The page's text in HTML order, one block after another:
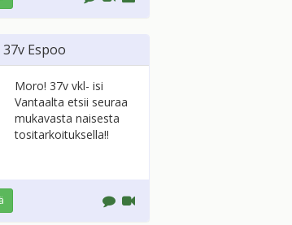
37v Espoo
Moro! 37v vkl- isi
Vantaalta etsii seuraa
mukavasta naisesta
tositarkoituksella!!